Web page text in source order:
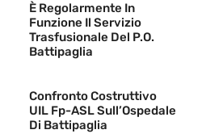
È Regolarmente In
Funzione Il Servizio
Trasfusionale Del P.O.
Battipaglia
Confronto Costruttivo
UIL Fp-ASL Sull’Ospedale
Di Battipaglia